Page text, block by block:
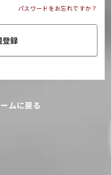
パスワードをお忘れですか？
登録
ムに戻る